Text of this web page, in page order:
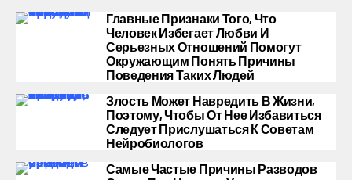
Главные Признаки Того, Что
Человек Избегает Любви И
Серьезных Отношений Помогут
Окружающим Понять Причины
Поведения Таких Людей
Злость Может Навредить В Жизни,
Поэтому, Чтобы От Нее Избавиться
Следует Прислушаться К Советам
Нейробиологов
Самые Частые Причины Разводов